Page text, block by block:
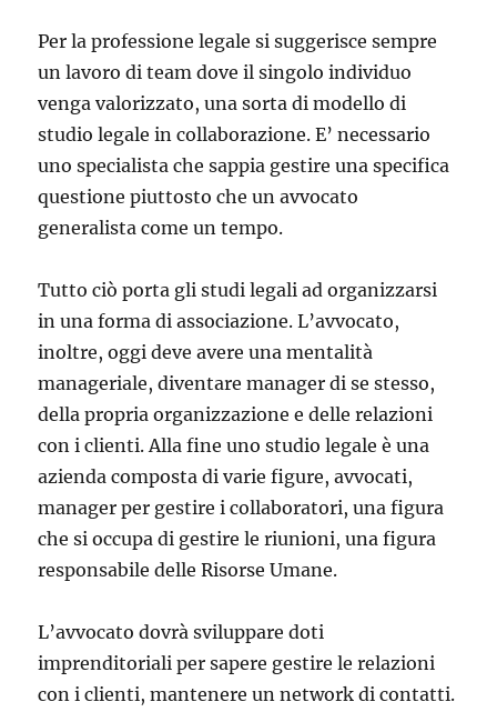
Per la professione legale si suggerisce sempre
un lavoro di team dove il singolo individuo
venga valorizzato, una sorta di modello di
studio legale in collaborazione. E’ necessario
uno specialista che sappia gestire una specifica
questione piuttosto che un avvocato
generalista come un tempo.
Tutto ciò porta gli studi legali ad organizzarsi
in una forma di associazione. L’avvocato,
inoltre, oggi deve avere una mentalità
manageriale, diventare manager di se stesso,
della propria organizzazione e delle relazioni
con i clienti. Alla fine uno studio legale è una
azienda composta di varie figure, avvocati,
manager per gestire i collaboratori, una figura
che si occupa di gestire le riunioni, una figura
responsabile delle Risorse Umane.
L’avvocato dovrà sviluppare doti
imprenditoriali per sapere gestire le relazioni
con i clienti, mantenere un network di contatti.